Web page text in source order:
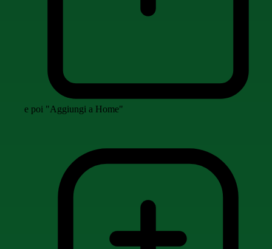
e poi "Aggiungi a Home"